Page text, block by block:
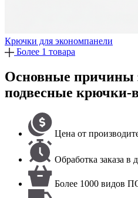
Крючки для экономпанели
Более 1 товара
Основные причины
подвесные крючки-
Цена от
Обработка заказа в
Более 1000 видов